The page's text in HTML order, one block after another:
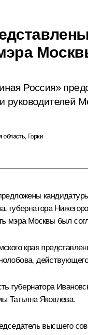
Россия»
руководителей
область, Горки
, губернатора
мэра Москвы был
края
губернатора
Татьяна Яковлева.
высшего